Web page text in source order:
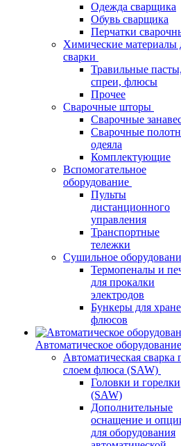
Одежда сварщика
Обувь сварщика
Перчатки
Химические материалы
сварки
Травильные пасты,
спреи, флюсы
Прочее
Сварочные шторы
Сварочные
Сварочные
одеяла
Комплектующие
Вспомогательное
оборудование
Пульты
дистанционного
управления
Транспортные
тележки
Сушильное
Термопеналы и
для прокалки
электродов
Бункеры для
флюсов
Автоматическое оборудование
Автоматическая сварка
слоем флюса (SAW)
Головки и горелки
(SAW)
Дополнительные
оснащение и
для оборудования